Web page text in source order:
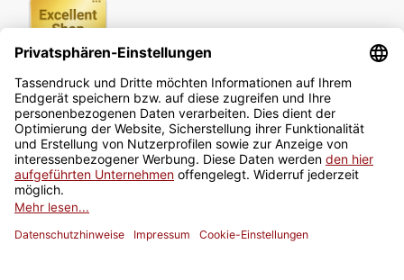
Newsletter